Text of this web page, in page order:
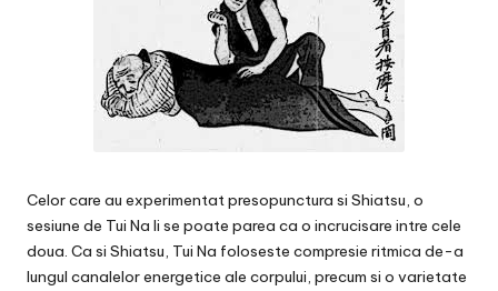
Celor care au experimentat presopunctura si Shiatsu, o
sesiune de Tui Na li se poate parea ca o incrucisare intre cele
doua. Ca si Shiatsu, Tui Na foloseste compresie ritmica de-a
lungul canalelor energetice ale corpului, precum si o varietate